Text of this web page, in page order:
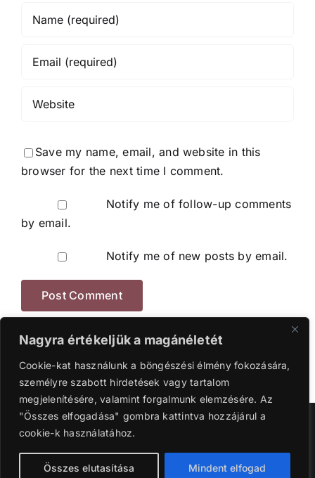
Nagyra értékeljük a magánéletét
Cookie-kat használunk a böngészési élmény fokozására,
személyre szabott hirdetések vagy tartalom
megjelenítésére, valamint forgalmunk elemzésére. Az
"Összes elfogadása" gombra kattintva hozzájárul a
cookie-k használatához.
Összes elutasítása Mindent elfogad
Save my name, email, and website in this
browser for the next time I comment.
Notify me of follow-up comments
by email.
Notify me of new posts by email.
Szerzői jog 2016-2024 | Ganyi Károly.
FacebookInstagramYouTube
Tiktok